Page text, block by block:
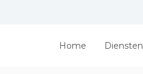
Home Diensten